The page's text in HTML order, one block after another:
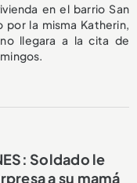
en el barrio San
por la misma Katherin,
llegara a la cita de
Soldado le
a su mamá